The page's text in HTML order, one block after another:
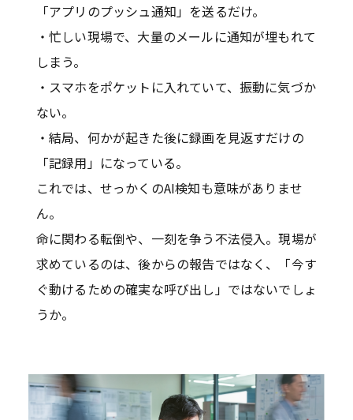
「アプリのプッシュ通知」を送るだけ。
・忙しい現場で、大量のメールに通知が埋もれて
しまう。
・スマホをポケットに入れていて、振動に気づか
ない。
・結局、何かが起きた後に録画を見返すだけの
「記録用」になっている。
これでは、せっかくのAI検知も意味がありませ
ん。
命に関わる転倒や、一刻を争う不法侵入。現場が
求めているのは、後からの報告ではなく、「今す
ぐ動けるための確実な呼び出し」ではないでしょ
うか。